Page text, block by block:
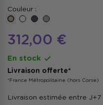
Couleur :
TaupeBlancAnthracite
ecru
312,00 €
En stock 
Livraison offerte*
*France Métropolitaine (hors Corse)
Livraison estimée entre